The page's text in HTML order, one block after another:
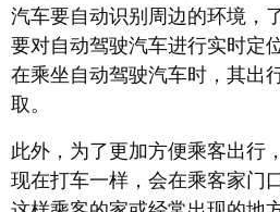
汽车要自动识别周边的环境，
要对自动驾驶汽车进行实时定
在乘坐自动驾驶汽车时，其出
取。
此外，为了更加方便乘客出行
现在打车一样，会在乘客家门